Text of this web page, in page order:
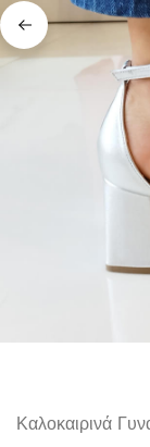
Καλοκαιρινά